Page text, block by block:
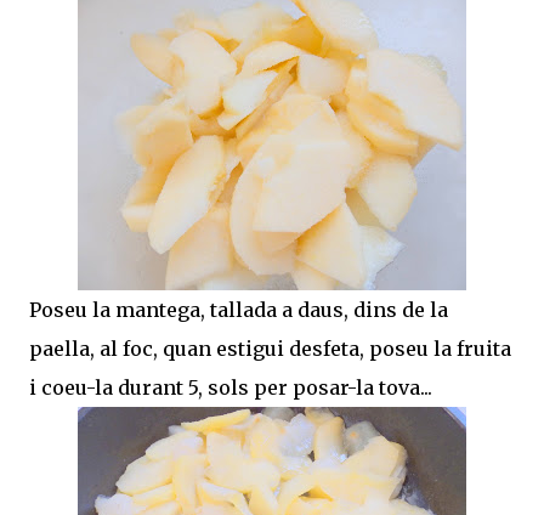
Poseu la mantega, tallada a daus, dins de la
paella, al foc, quan estigui desfeta, poseu la fruita
i coeu-la durant 5, sols per posar-la tova...